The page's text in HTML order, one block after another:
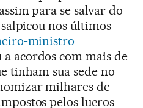
para se salvar do
nos últimos
ministro
acordos com mais de
tinham sua sede no
milhares de
pelos lucros